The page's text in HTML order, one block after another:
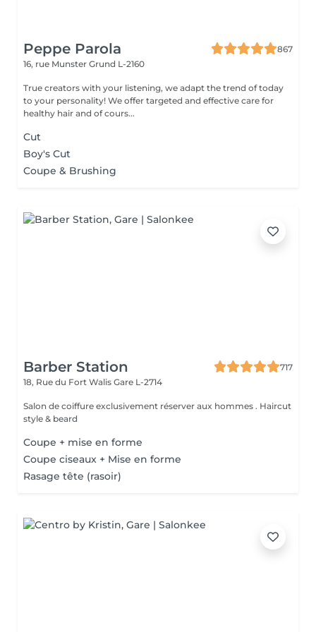
Peppe Parola
867
16, rue Munster Grund L-2160
True creators with your listening, we adapt the trend of today
to your personality! We offer targeted and effective care for
healthy hair and of cours...
Cut
Boy's Cut
Coupe & Brushing
Barber Station
717
18, Rue du Fort Walis Gare L-2714
Salon de coiffure exclusivement réserver aux hommes . Haircut
style & beard
Coupe + mise en forme
Coupe ciseaux + Mise en forme
Rasage tête (rasoir)